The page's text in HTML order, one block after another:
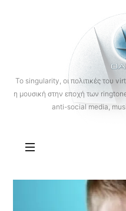
To singularity, οι πολιτικές του
η μουσική στην εποχή των
anti-social media,